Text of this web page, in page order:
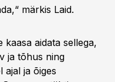
märkis Laid.
kaasa aidata sellega,
ja tõhus ning
ajal ja õiges